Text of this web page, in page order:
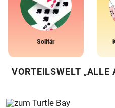
Solitär
VORTEILSWELT „ALLE